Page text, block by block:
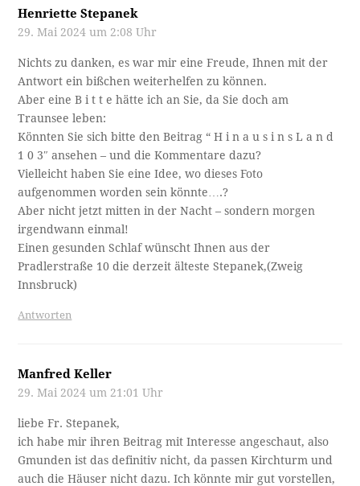
Henriette Stepanek
29. Mai 2024 um 2:08 Uhr
Nichts zu danken, es war mir eine Freude, Ihnen mit der
Antwort ein bißchen weiterhelfen zu können.
Aber eine B i t t e hätte ich an Sie, da Sie doch am
Traunsee leben:
Könnten Sie sich bitte den Beitrag “ H i n a u s i n s L a n d
1 0 3″ ansehen – und die Kommentare dazu?
Vielleicht haben Sie eine Idee, wo dieses Foto
aufgenommen worden sein könnte….?
Aber nicht jetzt mitten in der Nacht – sondern morgen
irgendwann einmal!
Einen gesunden Schlaf wünscht Ihnen aus der
Pradlerstraße 10 die derzeit älteste Stepanek,(Zweig
Innsbruck)
Antworten
Manfred Keller
29. Mai 2024 um 21:01 Uhr
liebe Fr. Stepanek,
ich habe mir ihren Beitrag mit Interesse angeschaut, also
Gmunden ist das definitiv nicht, da passen Kirchturm und
auch die Häuser nicht dazu. Ich könnte mir gut vorstellen,